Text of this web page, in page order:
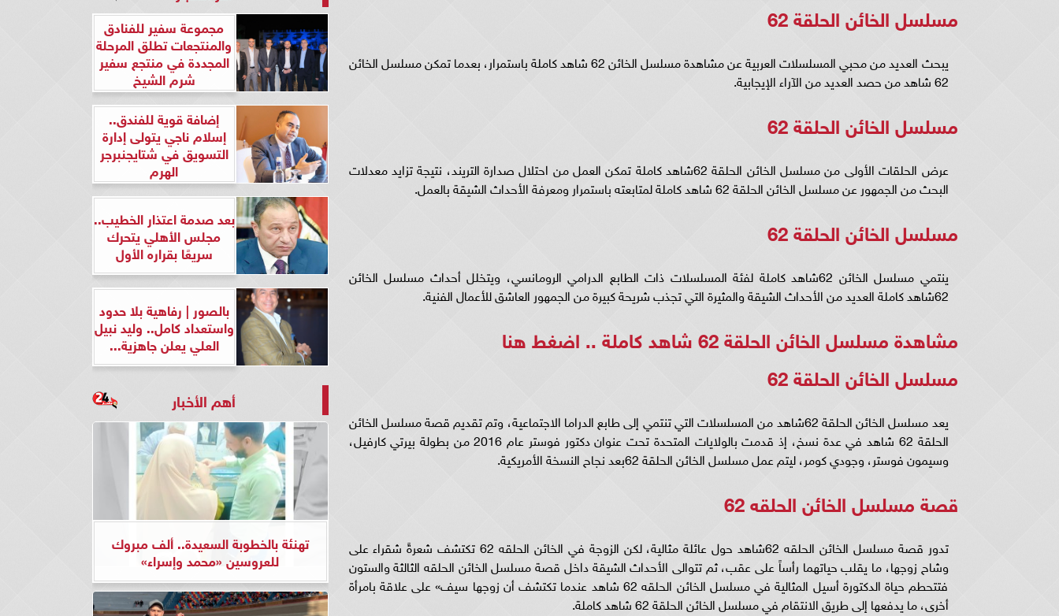
مسلسل الخائن الحلقة 62
يبحث العديد من محبي المسلسلات العربية عن مشاهدة مسلسل الخائن 62 شاهد كاملة باستمرار، بعدما تمكن مسلسل الخائن
62 شاهد من حصد العديد من الآراء الإيجابية.
مسلسل الخائن الحلقة 62
عرض الحلقات الأولى من مسلسل الخائن الحلقة 62شاهد كاملة تمكن العمل من احتلال صدارة التريند، نتيجة تزايد معدلات
البحث من الجمهور عن مسلسل الخائن الحلقة 62 شاهد كاملة لمتابعته باستمرار ومعرفة الأحداث الشيقة بالعمل.
مسلسل الخائن الحلقة 62
ينتمي مسلسل الخائن 62شاهد كاملة لفئة المسلسلات ذات الطابع الدرامي الرومانسي، ويتخلل أحداث مسلسل الخائن
62شاهد كاملة العديد من الأحداث الشيقة والمثيرة التي تجذب شريحة كبيرة من الجمهور العاشق للأعمال الفنية.
مشاهدة مسلسل الخائن الحلقة 62 شاهد كاملة ..
اضغط هنا
مسلسل الخائن الحلقة 62
يعد مسلسل الخائن الحلقة 62شاهد من المسلسلات التي تنتمي إلى طابع الدراما الاجتماعية، وتم تقديم قصة مسلسل الخائن
الحلقة 62 شاهد في عدة نسخ، إذ قدمت بالولايات المتحدة تحت عنوان دكتور فوستر عام 2016 من بطولة بيرتي كارفيل،
وسيمون فوستر، وجودي كومر، ليتم عمل مسلسل الخائن الحلقة 62بعد نجاح النسخة الأمريكية.
قصة مسلسل الخائن الحلقه 62
تدور قصة مسلسل الخائن الحلقه 62شاهد حول عائلة مثالية، لكن الزوجة في الخائن الحلقه 62 تكتشف شعرةً شقراء على
وشاح زوجها، ما يقلب حياتهما رأساً على عقب، ثم تتوالى الأحداث الشيقة داخل قصة مسلسل الخائن الحلقه الثالثة والستون
فتتحطم حياة الدكتورة أسيل المثالية في مسلسل الخائن الحلقه 62 شاهد عندما تكتشف أن زوجها سيف» على علاقة بامرأة
أخرى، ما يدفعها إلى طريق الانتقام في مسلسل الخائن الحلقة 62 شاهد كاملة.
مجموعة سفير للفنادق
والمنتجعات تطلق المرحلة
المجددة في منتجع سفير
شرم الشيخ
إضافة قوية للفندق..
إسلام ناجي يتولى إدارة
التسويق في شتايجنبرجر
الهرم
بعد صدمة اعتذار الخطيب..
مجلس الأهلي يتحرك
سريعًا بقراره الأول
بالصور | رفاهية بلا حدود
واستعداد كامل.. وليد نبيل
العلي يعلن جاهزية...
أهم الأخبار
تهنئة بالخطوبة السعيدة.. ألف مبروك
للعروسين «محمد وإسراء»